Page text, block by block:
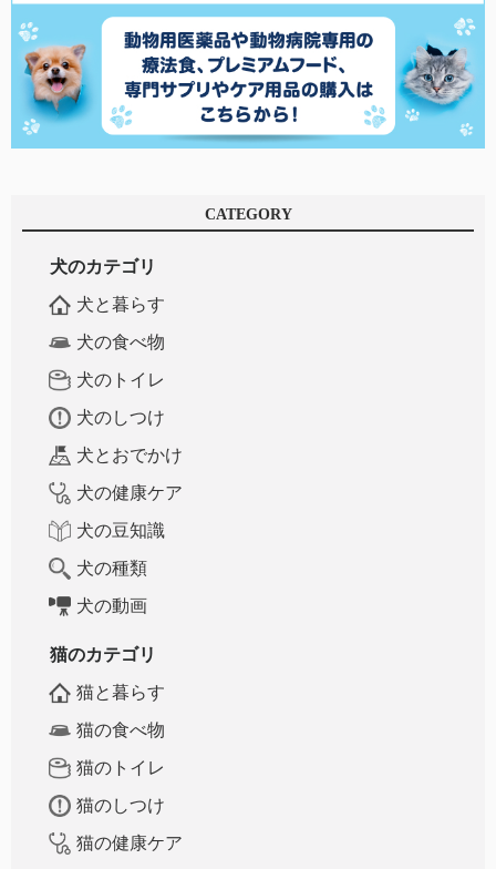
CATEGORY
犬のカテゴリ
犬と暮らす
犬の食べ物
犬のトイレ
犬のしつけ
犬とおでかけ
犬の健康ケア
犬の豆知識
犬の種類
犬の動画
猫のカテゴリ
猫と暮らす
猫の食べ物
猫のトイレ
猫のしつけ
猫の健康ケア